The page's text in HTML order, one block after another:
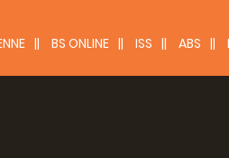
BS ONLINE ISS ABS